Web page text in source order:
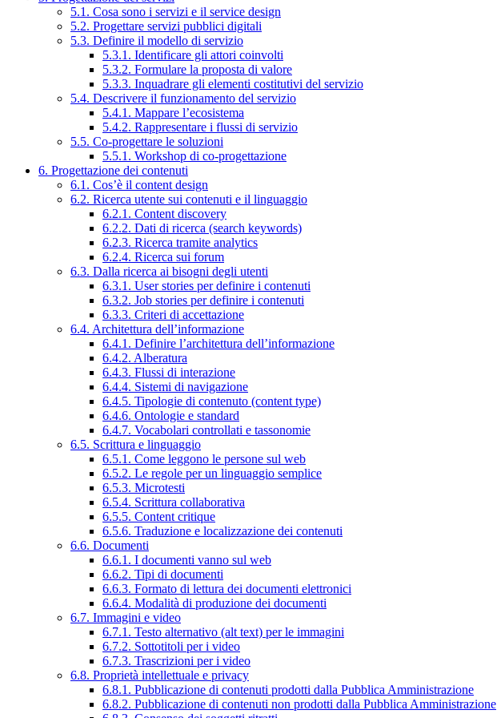
5.1. Cosa sono i servizi e il service design
5.2. Progettare servizi pubblici digitali
5.3. Definire il modello di servizio
5.3.1. Identificare gli attori coinvolti
5.3.2. Formulare la proposta di valore
5.3.3. Inquadrare gli elementi costitutivi del servizio
5.4. Descrivere il funzionamento del servizio
5.4.1. Mappare l’ecosistema
5.4.2. Rappresentare i flussi di servizio
5.5. Co-progettare le soluzioni
5.5.1. Workshop di co-progettazione
6. Progettazione dei contenuti
6.1. Cos’è il content design
6.2. Ricerca utente sui contenuti e il linguaggio
6.2.1. Content discovery
6.2.2. Dati di ricerca (search keywords)
6.2.3. Ricerca tramite analytics
6.2.4. Ricerca sui forum
6.3. Dalla ricerca ai bisogni degli utenti
6.3.1. User stories per definire i contenuti
6.3.2. Job stories per definire i contenuti
6.3.3. Criteri di accettazione
6.4. Architettura dell’informazione
6.4.1. Definire l’architettura dell’informazione
6.4.2. Alberatura
6.4.3. Flussi di interazione
6.4.4. Sistemi di navigazione
6.4.5. Tipologie di contenuto (content type)
6.4.6. Ontologie e standard
6.4.7. Vocabolari controllati e tassonomie
6.5. Scrittura e linguaggio
6.5.1. Come leggono le persone sul web
6.5.2. Le regole per un linguaggio semplice
6.5.3. Microtesti
6.5.4. Scrittura collaborativa
6.5.5. Content critique
6.5.6. Traduzione e localizzazione dei contenuti
6.6. Documenti
6.6.1. I documenti vanno sul web
6.6.2. Tipi di documenti
6.6.3. Formato di lettura dei documenti elettronici
6.6.4. Modalità di produzione dei documenti
6.7. Immagini e video
6.7.1. Testo alternativo (alt text) per le immagini
6.7.2. Sottotitoli per i video
6.7.3. Trascrizioni per i video
6.8. Proprietà intellettuale e privacy
6.8.1. Pubblicazione di contenuti prodotti dalla Pubblica Amministrazione
6.8.2. Pubblicazione di contenuti non prodotti dalla Pubblica Amministrazione